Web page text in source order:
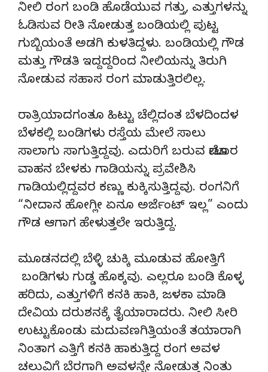
ನೀಲಿ ರಂಗ ಬಂಡಿ ಹೊಡೆಯುವ ಗತ್ತು, ಎತ್ತುಗಳನ್ನು
ಓಡಿಸುವ ರೀತಿ ನೋಡುತ್ತ ಬಂಡಿಯಲ್ಲಿ ಪುಟ್ಟ
ಗುಬ್ಬಿಯಂತೆ ಅಡಗಿ ಕುಳತಿದ್ದಳು. ಬಂಡಿಯಲ್ಲಿ ಗೌಡ
ಮತ್ತು ಗೌಡತಿ ಇದ್ದದ್ದರಿಂದ ನೀಲಿಯನ್ನು ತಿರುಗಿ
ನೋಡುವ ಸಹಾಸ ರಂಗ ಮಾಡುತ್ತಿರಲಿಲ್ಲ.
ರಾತ್ರಿಯಾದಗಂತೂ ಹಿಟ್ಟು ಚೆಲ್ಲಿದಂತ ಬೆಳದಿಂದಳ
ಬೆಳಕಲ್ಲಿ ಬಂಡಿಗಳು ರಸ್ತೆಯ ಮೇಲೆ ಸಾಲು
ಸಾಲಾಗು ಸಾಗುತ್ತಿದ್ದವು. ಎದುರಿಗೆ ಬರುವ ಮೋಟಾರ
ವಾಹನ ಬೇಳಕು ಗಾಡಿಯನ್ನು ಪ್ರವೇಶಿಸಿ
ಗಾಡಿಯಲ್ಲಿದ್ದವರ ಕಣ್ಣು ಕುಕ್ಕಿಸುತ್ತಿದ್ದವು. ರಂಗನಿಗೆ
“ನೀದಾನ ಹೋಗ್ಲೀ ಏನೂ ಅರ್ಜೆಂಟ್ ಇಲ್ಲ” ಎಂದು
ಗೌಡ ಆಗಾಗ ಹೇಳುತ್ತಲೇ ಇರುತ್ತಿದ್ದ.
ಮೂಡನದಲ್ಲಿ ಬೆಳ್ಳಿ ಚುಕ್ಕಿ ಮೂಡುವ ಹೋತ್ತಿಗೆ
ಬಂಡಿಗಳು ಗುಡ್ಡ ಹೊಕ್ಕವು. ಎಲ್ಲರೂ ಬಂಡಿ ಕೊಳ್ಳ
ಹರಿದು, ಎತ್ತುಗಳಿಗೆ ಕನಕಿ ಹಾಕಿ, ಜಳಕಾ ಮಾಡಿ
ದೇವಿಯ ದರುಶನಕ್ಕೆ ತೈಯಾರಾದರು. ನೀಲಿ ಸೀರಿ
ಉಟ್ಟುಕೊಂಡು ಮದುವಣಗಿತ್ತಿಯಂತೆ ತಯಾರಾಗಿ
ನಿಂತಾಗ ಎತ್ತಿಗೆ ಕನಕಿ ಹಾಕುತ್ತಿದ್ದ ರಂಗ ಅವಳ
ಚಲುವಿಗೆ ಬೆರಗಾಗಿ ಅವಳನ್ನೇ ನೋಡುತ್ತ ನಿಂತು